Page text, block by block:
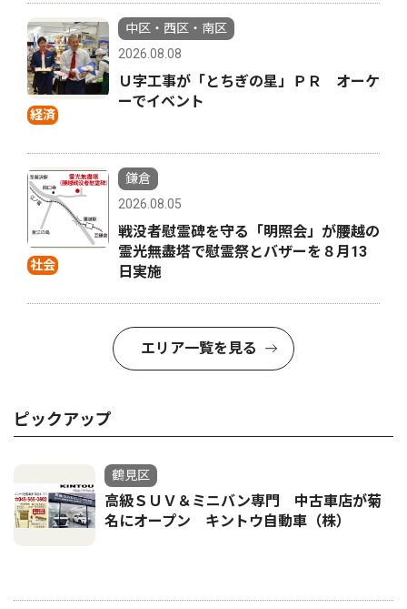
経済
中区・西区・南区
2026.08.08
Ｕ字工事が「とちぎの星」ＰＲ オーケ
ーでイベント
社会
鎌倉
2026.08.05
戦没者慰霊碑を守る「明照会」が腰越の
霊光無盡塔で慰霊祭とバザーを８月13
日実施
エリア一覧を見る
ピックアップ
鶴見区
高級ＳＵＶ＆ミニバン専門 中古車店が菊
名にオープン キントウ自動車（株）